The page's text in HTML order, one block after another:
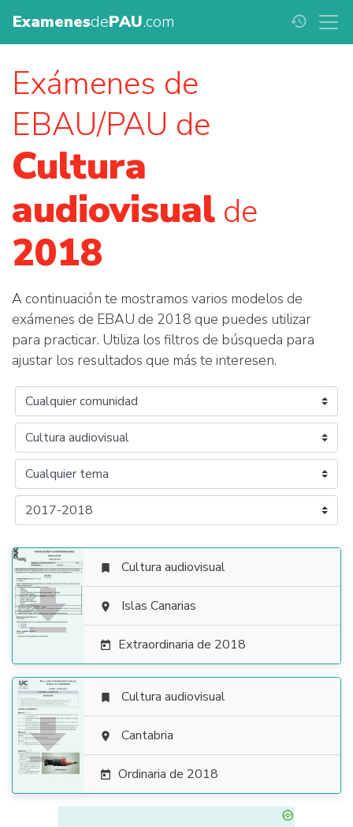
ExamenesdePAU.com history
Exámenes de
EBAU/PAU de
Cultura
audiovisual de
2018
A continuación te mostramos varios modelos de
exámenes de EBAU de 2018 que puedes utilizar
para practicar. Utiliza los filtros de búsqueda para
ajustar los resultados que más te interesen.

 Cultura audiovisual
 Islas Canarias
 Extraordinaria de 2018

 Cultura audiovisual
 Cantabria
 Ordinaria de 2018